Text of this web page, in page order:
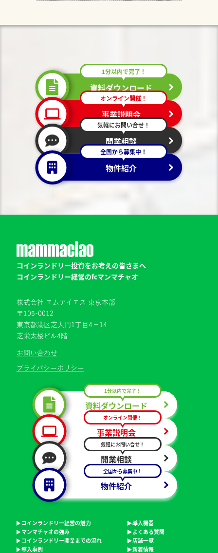
資料ダウンロード
1分以内で完了！
事業説明会
オンライン開催！
開業相談
気軽にお問い合せ！
物件紹介
全国から募集中！
コインランドリー投資をお考えの皆さまへ
コインランドリー経営のfcマンマチャオ
株式会社 エムアイエス 東京本部
〒105-0012
東京都港区芝大門1丁目4−14
芝栄太楼ビル4階
お問い合わせ
プライバシーポリシー
資料ダウンロード
1分以内で完了！
事業説明会
オンライン開催！
開業相談
気軽にお問い合せ！
物件紹介
全国から募集中！
コインランドリー経営の魅力
マンマチャオの強み
コインランドリー開業までの流れ
導入事例
導入機器
よくある質問
店舗一覧
新着情報